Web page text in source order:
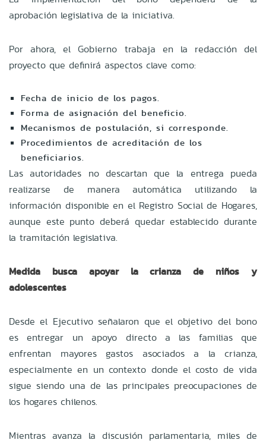
aprobación legislativa de la iniciativa.
Por ahora, el Gobierno trabaja en la redacción del
proyecto que definirá aspectos clave como:
Fecha de inicio de los pagos.
Forma de asignación del beneficio.
Mecanismos de postulación, si corresponde.
Procedimientos de acreditación de los
beneficiarios.
Las autoridades no descartan que la entrega pueda
realizarse de manera automática utilizando la
información disponible en el Registro Social de Hogares,
aunque este punto deberá quedar establecido durante
la tramitación legislativa.
Medida busca apoyar la crianza de niños y
adolescentes
Desde el Ejecutivo señalaron que el objetivo del bono
es entregar un apoyo directo a las familias que
enfrentan mayores gastos asociados a la crianza,
especialmente en un contexto donde el costo de vida
sigue siendo una de las principales preocupaciones de
los hogares chilenos.
Mientras avanza la discusión parlamentaria, miles de